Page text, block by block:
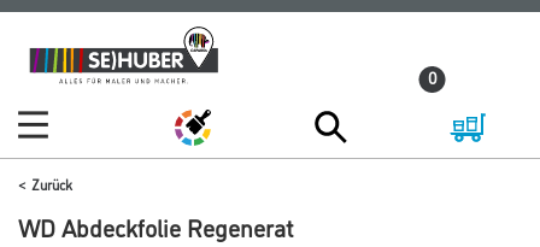
Zum
Inhalt
Zum
Navigationsmenü
0
Zurück
WD Abdeckfolie Regenerat